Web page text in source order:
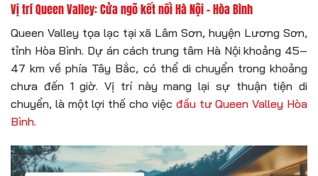
Vị trí Queen Valley: Cửa ngõ kết nối Hà Nội – Hòa Bình
Queen Valley tọa lạc tại xã Lâm Sơn, huyện Lương Sơn,
tỉnh Hòa Bình. Dự án cách trung tâm Hà Nội khoảng 45–
47 km về phía Tây Bắc, có thể di chuyển trong khoảng
chưa đến 1 giờ. Vị trí này mang lại sự thuận tiện di
chuyển, là một lợi thế cho việc đầu tư Queen Valley Hòa
Bình.